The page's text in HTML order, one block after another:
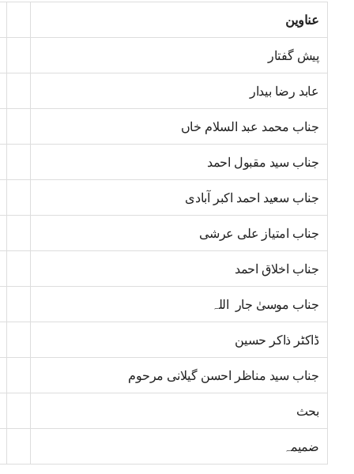
عناوین
پیش گفتار
عابد رضا بیدار
جناب محمد عبد السلام خاں
جناب سید مقبول احمد
جناب سعید احمد اکبر آبادی
جناب امتیاز علی عرشی
جناب اخلاق احمد
جناب موسیٰ جار اللہ
ڈاکٹر ذاکر حسین
جناب سید مناظر احسن گیلانی مرحوم
بحث
ضمیمہ